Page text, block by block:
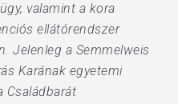
valamint a kora
ellátórendszer
Jelenleg a Semmelweis
Karának egyetemi
Családbarát